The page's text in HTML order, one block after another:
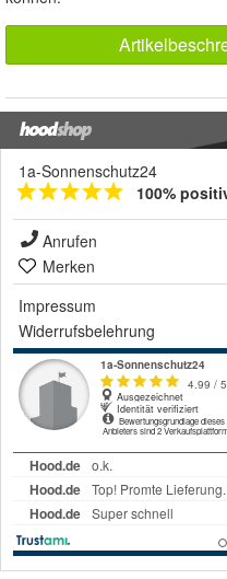
1a-Sonnenschutz24
100%
Anrufen
Merken
Impressum
Widerrufsbelehrung